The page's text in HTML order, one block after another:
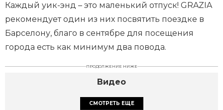
Каждый уик-энд – это маленький отпуск! GRAZIA
рекомендует один из них посвятить поездке в
Барселону, благо в сентябре для посещения
города есть как минимум два повода.
ПРОДОЛЖЕНИЕ НИЖЕ
Видео
СМОТРЕТЬ ЕЩЕ